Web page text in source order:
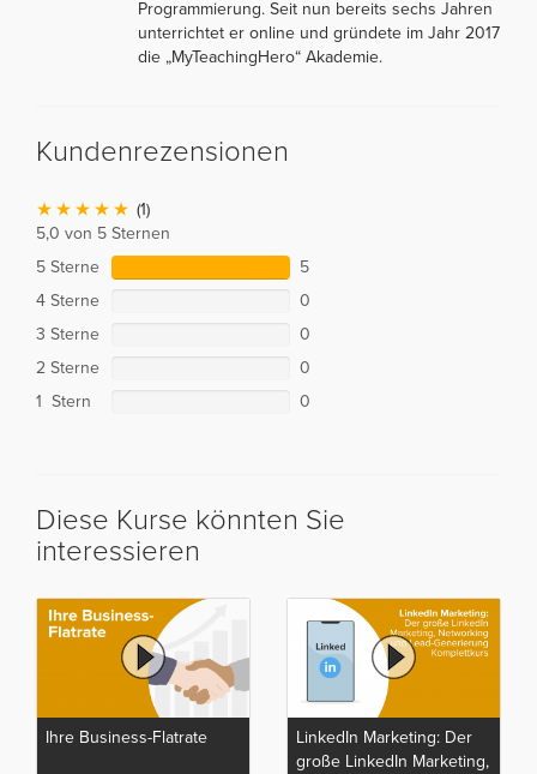
Programmierung. Seit nun bereits sechs Jahren
unterrichtet er online und gründete im Jahr 2017
die „MyTeachingHero“ Akademie.
Kundenrezensionen
(1)
5,0 von 5 Sternen
5 Sterne
5
4 Sterne
0
3 Sterne
0
2 Sterne
0
1 Stern
0
Diese Kurse könnten Sie
interessieren
Ihre Business-Flatrate
LinkedIn Marketing: Der
große LinkedIn Marketing,